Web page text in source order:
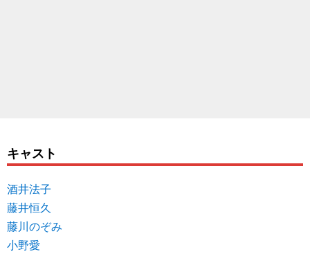
キャスト
酒井法子
藤井恒久
藤川のぞみ
小野愛